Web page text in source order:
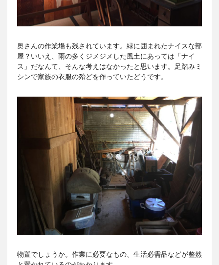
奥さんの作業場も残されています。緑に囲まれたナイスな部
屋？いいえ、雨の多くジメジメした風土にあっては「ナイ
ス」だなんて、そんな考えはなかったと思います。足踏みミ
シンで家族の衣服の殆どを作っていたどうです。
物置でしょうか。作業に必要なもの、生活必需品などが整然